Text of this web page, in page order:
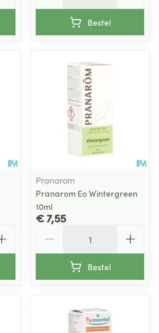
Bestel
Pranarom
Pranarom Eo Wintergreen
10ml
€ 7,55
Bestel